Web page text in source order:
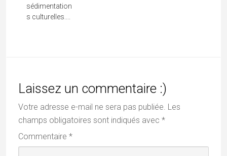
sédimentation
s culturelles....
Laissez un commentaire :)
Votre adresse e-mail ne sera pas publiée. Les
champs obligatoires sont indiqués avec *
Commentaire *